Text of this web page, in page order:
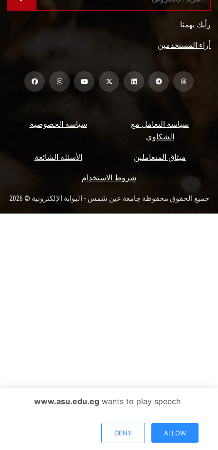
رأيك يهمنا
أراء المستخدمين
سياسة الخصوصية
سياسة التعامل مع
الشكاوي
الأسئلة الشائعة ميثاق المتعاملين
شروط الاستخدام
جميع الحقوق محفوظة جامعة عين شمس - البوابة الإلكترونية © 2026
www.asu.edu.egwants to play speech
DENY ALLOW